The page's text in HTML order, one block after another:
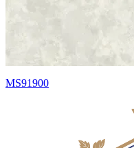
MS91900